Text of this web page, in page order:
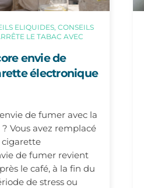
ELIQUIDES, CONSEILS
LE TABAC AVEC
envie de
électronique
de fumer avec la
Vous avez remplacé
cigarette
de fumer revient
le café, à la fin du
de stress ou